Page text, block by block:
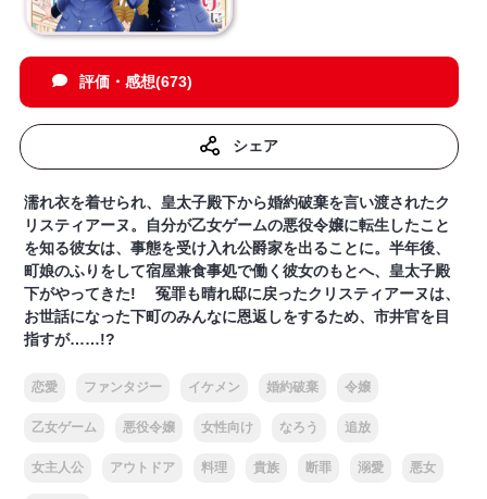
評価・感想(673)
シェア
濡れ衣を着せられ、皇太子殿下から婚約破棄を言い渡されたク
リスティアーヌ。自分が乙女ゲームの悪役令嬢に転生したこと
を知る彼女は、事態を受け入れ公爵家を出ることに。半年後、
町娘のふりをして宿屋兼食事処で働く彼女のもとへ、皇太子殿
下がやってきた! 冤罪も晴れ邸に戻ったクリスティアーヌは、
お世話になった下町のみんなに恩返しをするため、市井官を目
指すが……!?
恋愛 ファンタジー イケメン 婚約破棄 令嬢
乙女ゲーム 悪役令嬢 女性向け なろう 追放
女主人公 アウトドア 料理 貴族 断罪 溺愛 悪女